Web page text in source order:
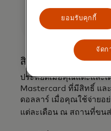
สิทธิประโยชน์การเดิ
ประหยัดเมื่อคุณแตะและเ
Mastercard ที่มีสิทธิ์ แล
ดอลลาร์ เมื่อคุณใช้จ่ายอ
แต่ละเดือน ณ สถานที่ขน
ยอมรับคุกกี้
จัดก